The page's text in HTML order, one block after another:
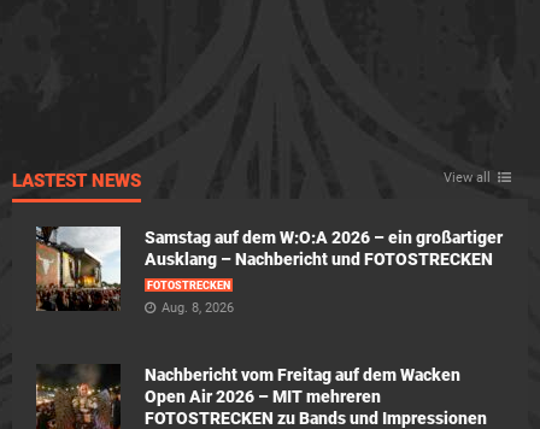
LASTEST NEWS View all
Samstag auf dem W:O:A 2026 – ein großartiger
Ausklang – Nachbericht und FOTOSTRECKEN
FOTOSTRECKEN
Aug. 8, 2026
Nachbericht vom Freitag auf dem Wacken
Open Air 2026 – MIT mehreren
FOTOSTRECKEN zu Bands und Impressionen